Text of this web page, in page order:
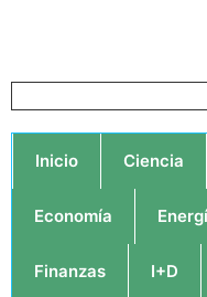
Inicio Ciencia
Economía
Finanzas I+D